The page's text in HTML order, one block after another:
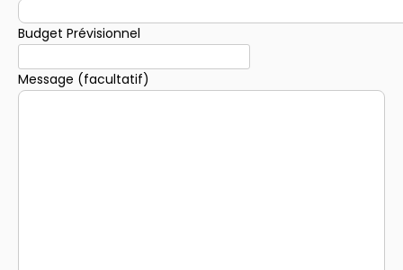
Budget Prévisionnel
Message (facultatif)